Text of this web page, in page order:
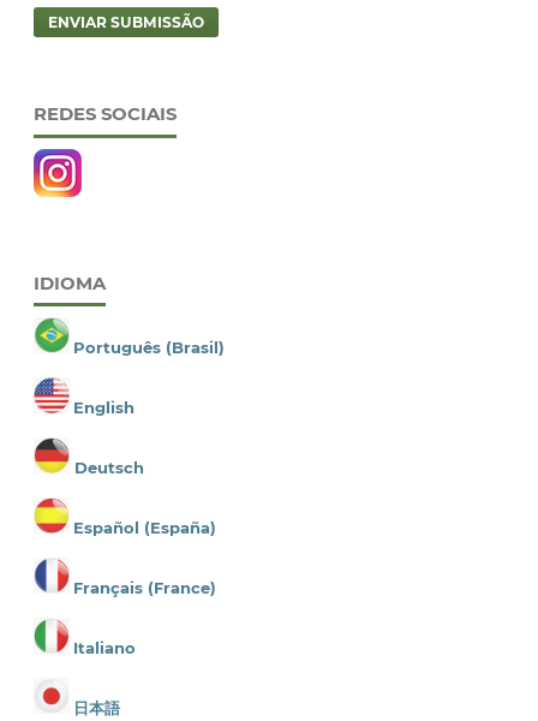
ENVIAR SUBMISSÃO
REDES SOCIAIS
IDIOMA
Português (Brasil)
English
Deutsch
Español (España)
Français (France)
Italiano
日本語